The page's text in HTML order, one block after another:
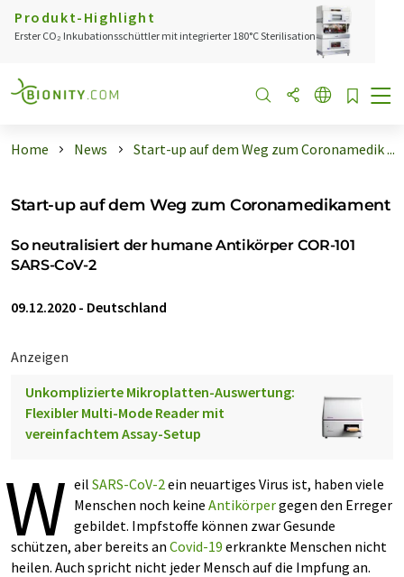
Produkt-Highlight
Erster CO₂ Inkubationsschüttler mit integrierter 180°C Sterilisation
Home News Start-up auf dem Weg zum Coronamedik ...
Start-up auf dem Weg zum Coronamedikament
So neutralisiert der humane Antikörper COR-101
SARS-CoV-2
09.12.2020 - Deutschland
Anzeigen
Unkomplizierte Mikroplatten-Auswertung:
Flexibler Multi-Mode Reader mit
vereinfachtem Assay-Setup
W eil SARS-CoV-2ein neuartiges Virus ist, haben viele
Menschen noch keine Antikörpergegen den Erreger
gebildet. Impfstoffe können zwar Gesunde
schützen, aber bereits an Covid-19 erkrankte Menschen nicht
heilen. Auch spricht nicht jeder Mensch auf die Impfung an.